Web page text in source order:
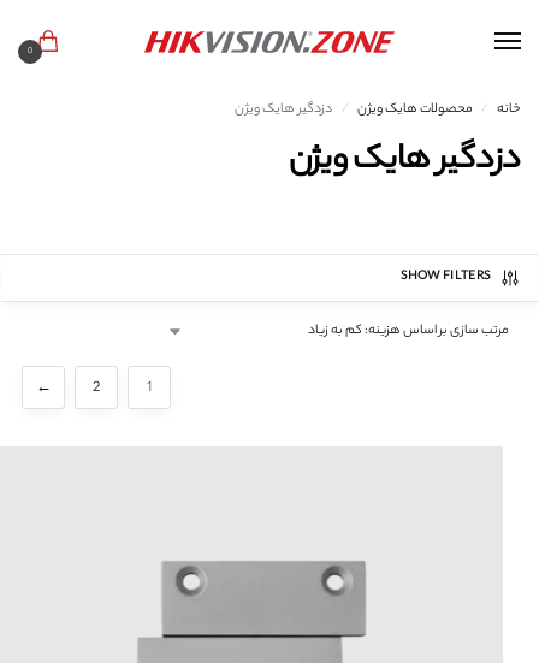
0
خانه / محصولات هایک ویژن / دزدگیر هایک ویژن
دزدگیر هایک ویژن
SHOW FILTERS
1
2
←